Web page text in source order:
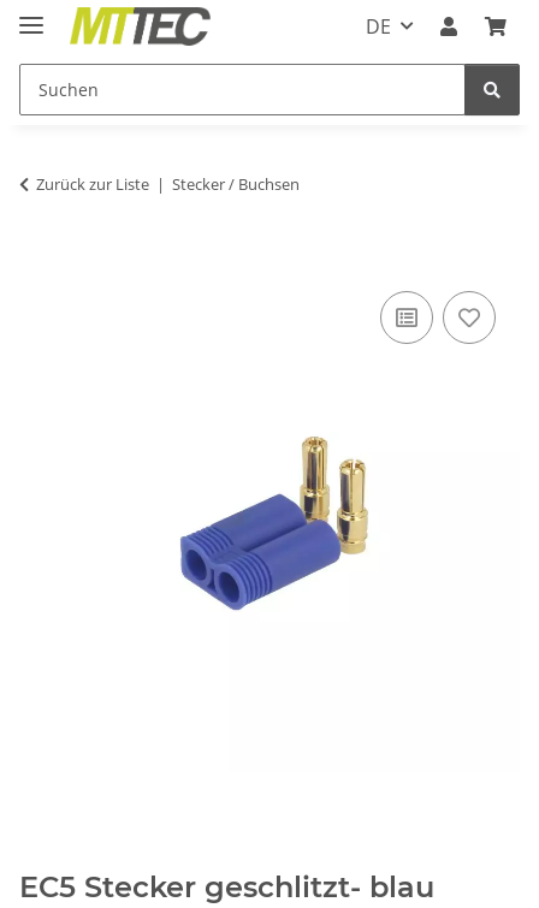
DE
Zurück zur Liste Stecker / Buchsen
EC5 Stecker geschlitzt- blau